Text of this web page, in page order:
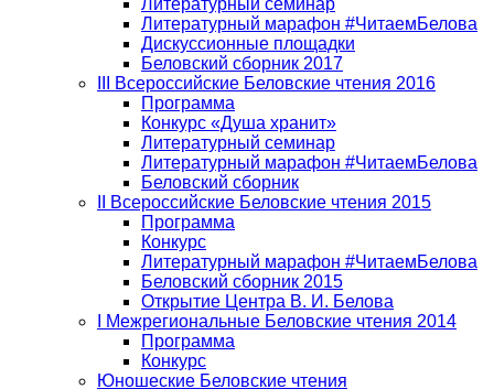
Литературный семинар
Литературный марафон #ЧитаемБелова
Дискуссионные площадки
Беловский сборник 2017
III Всероссийские Беловские чтения 2016
Программа
Конкурс «Душа хранит»
Литературный семинар
Литературный марафон #ЧитаемБелова
Беловский сборник
II Всероссийские Беловские чтения 2015
Программа
Конкурс
Литературный марафон #ЧитаемБелова
Беловский сборник 2015
Открытие Центра В. И. Белова
I Межрегиональные Беловские чтения 2014
Программа
Конкурс
Юношеские Беловские чтения